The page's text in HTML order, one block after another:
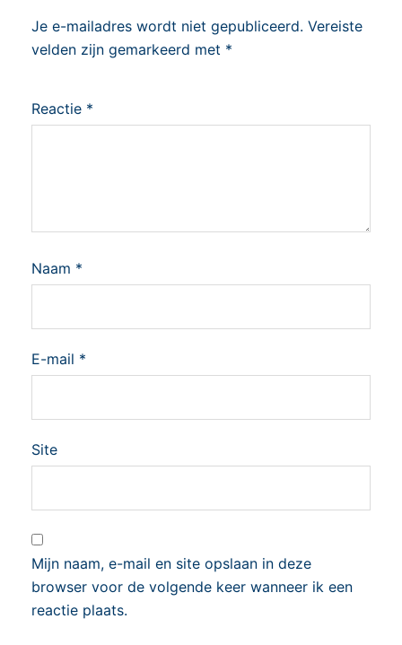
Je e-mailadres wordt niet gepubliceerd. Vereiste
velden zijn gemarkeerd met *
Reactie *
Naam *
E-mail *
Site
Mijn naam, e-mail en site opslaan in deze
browser voor de volgende keer wanneer ik een
reactie plaats.